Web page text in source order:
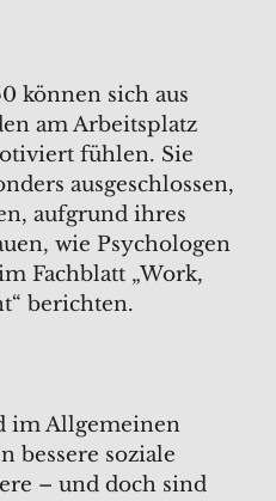
können sich aus
am Arbeitsplatz
fühlen. Sie
ausgeschlossen,
aufgrund ihres
wie Psychologen
Fachblatt „Work,
berichten.
im Allgemeinen
bessere soziale
– und doch sind